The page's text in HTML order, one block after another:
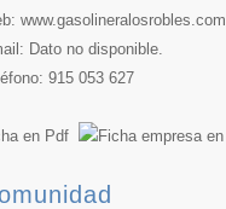
www.gasolineralosrobles.com
Dato no disponible.
915 053 627
en Pdf